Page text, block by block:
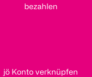
bezahlen
jö Konto verknüpfen